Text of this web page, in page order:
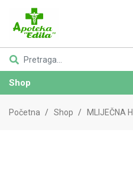
Shop
Početna Shop MLIJEČNA